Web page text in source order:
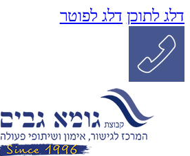
דלג לתוכן דלג לפוטר